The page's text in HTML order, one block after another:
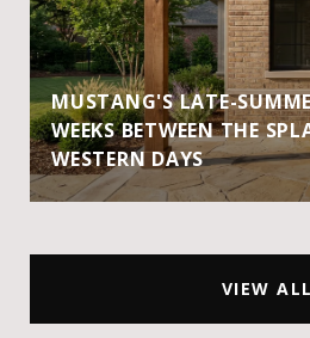
MUSTANG'S LATE-
WEEKS BETWEEN THE
WESTERN DAYS
VIEW ALL